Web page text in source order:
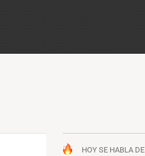
HOY SE HABLA DE